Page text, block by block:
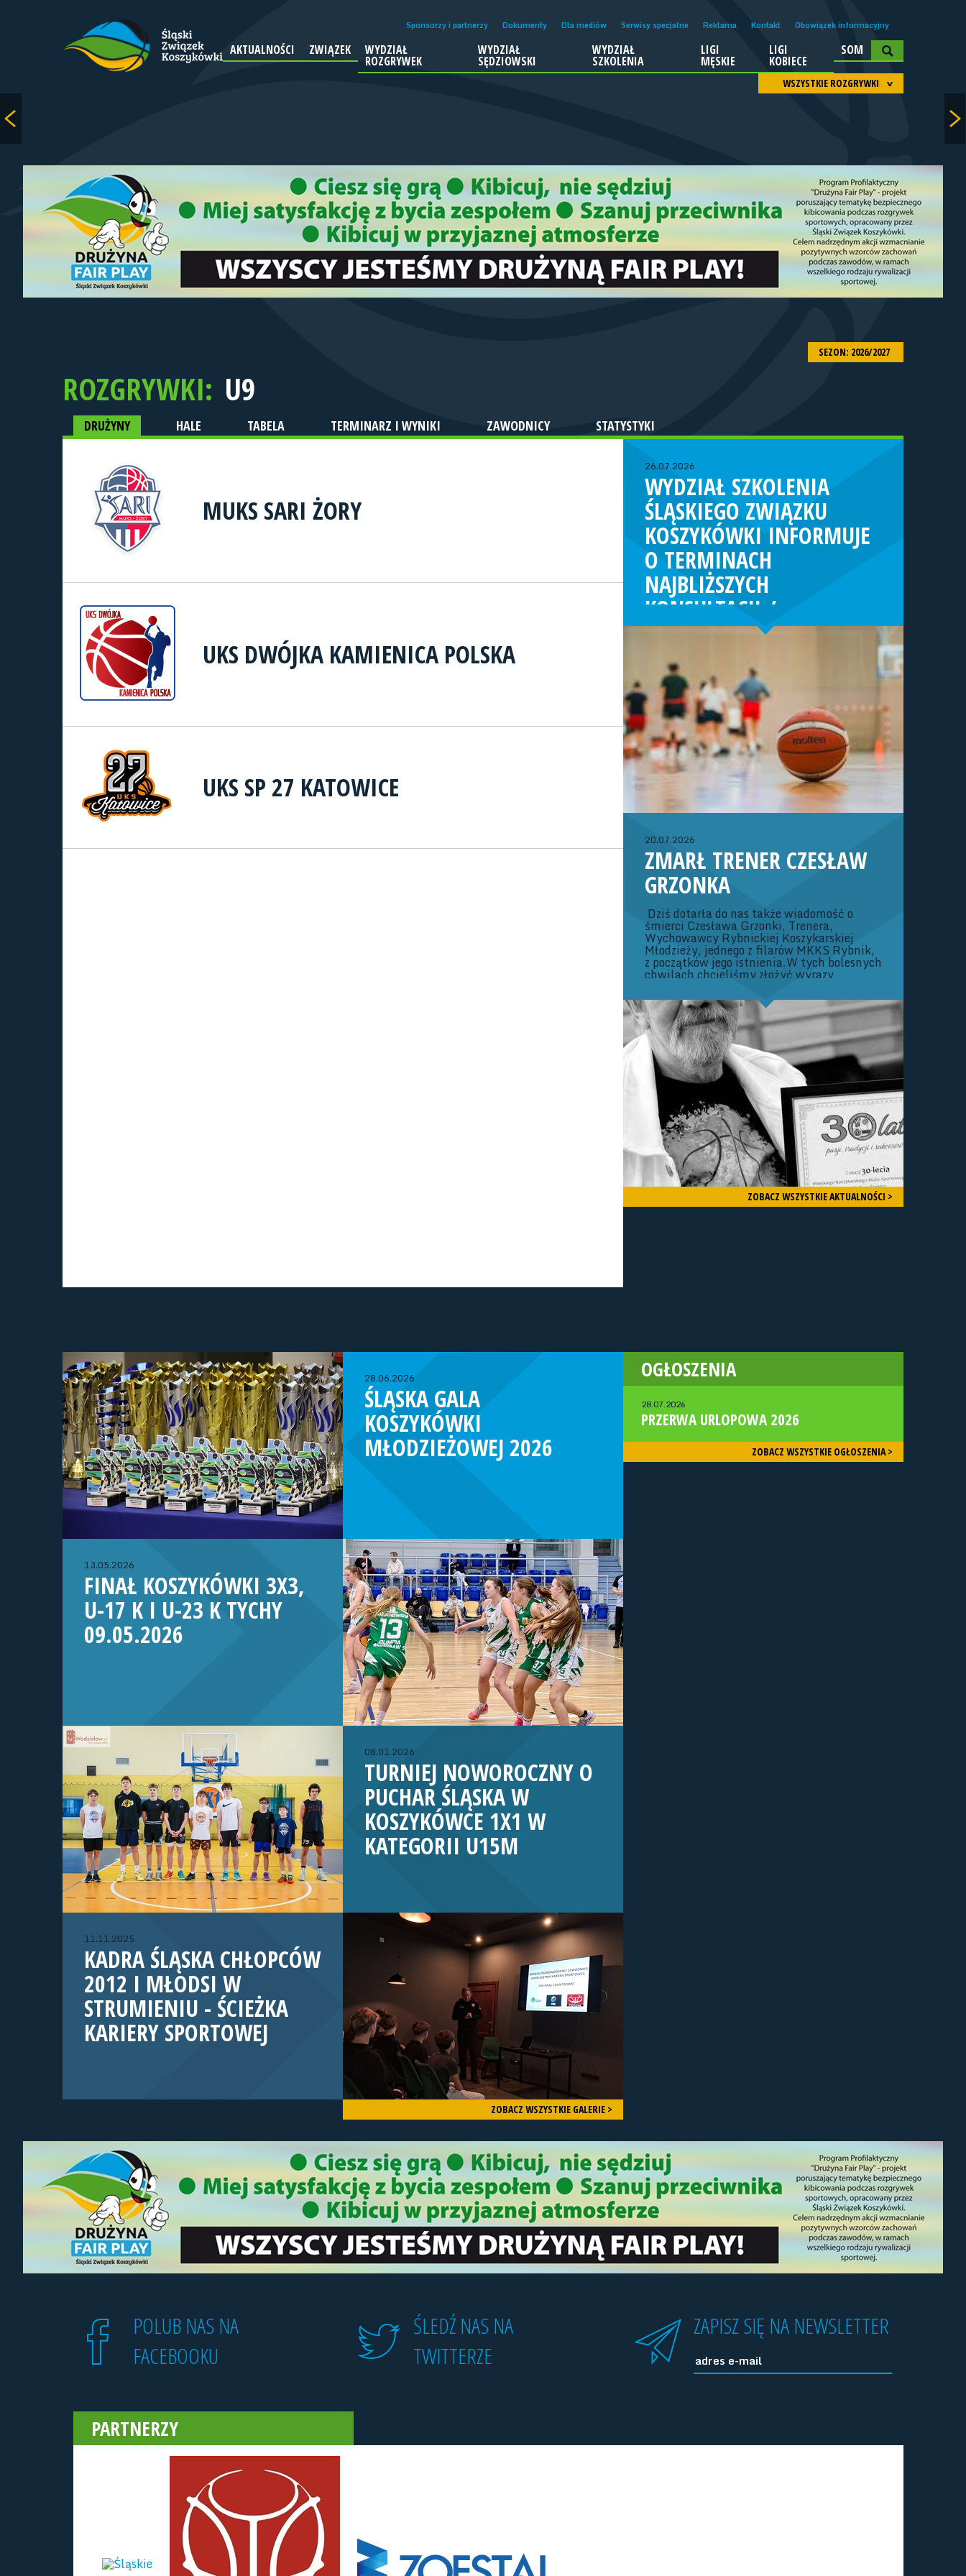
Sponsorzy i partnerzy Dokumenty Dla mediów Serwisy specjalne Reklama Kontakt Obowiązek informacyjny
AKTUALNOŚCI ZWIĄZEK WYDZIAŁ
ROZGRYWEK
WYDZIAŁ
SĘDZIOWSKI
WYDZIAŁ
SZKOLENIA
LIGI
MĘSKIE
LIGI
KOBIECE
SOM
WSZYSTKIE ROZGRYWKI
SEZON: 2026/2027
ROZGRYWKI: U9
DRUŻYNY HALE TABELA TERMINARZ I WYNIKI ZAWODNICY STATYSTYKI
MUKS SARI ŻORY
UKS DWÓJKA KAMIENICA POLSKA
UKS SP 27 KATOWICE
26.07.2026
WYDZIAŁ SZKOLENIA
ŚLĄSKIEGO ZWIĄZKU
KOSZYKÓWKI INFORMUJE
O TERMINACH
NAJBLIŻSZYCH
KONSULTACJI /
TURNIEJÓW KADRY
WOJEWÓDZKIEJ (ROCZNIK
2013/2014)
Dziewczęta:02-04.10.26 r. - Konsultacja
szkoleniowa (Strumień)23-25.10.26 r. -
Konsultacja szkoleniowa (Strumień)06-
08.11.26 r. – Konsultacja szkoleniowa
(Strumień)20-22.11.26 r. – Turniej OOM o
rozstawienie Dywizji ATrenerzy: Adam
Kubaszczyk, Iwona Szymik
20.07.2026
ZMARŁ TRENER CZESŁAW
GRZONKA
Dziś dotarła do nas także wiadomość o
śmierci Czesława Grzonki, Trenera,
Wychowawcy Rybnickiej Koszykarskiej
Młodzieży, jednego z filarów MKKS Rybnik,
z początków jego istnienia.W tych bolesnych
chwilach chcieliśmy złożyć wyrazy
Bliskim Zmarłego. Zarząd oraz Członkowie
Śląskiego Związku Koszykówki Nie da się
ukryć, że mamy dziś bardzo smutny dzień
dla Śląskiego Basketu.
ZOBACZ WSZYSTKIE AKTUALNOŚCI >
28.06.2026
ŚLĄSKA GALA
KOSZYKÓWKI
MŁODZIEŻOWEJ 2026
13.05.2026
FINAŁ KOSZYKÓWKI 3X3,
U-17 K I U-23 K TYCHY
09.05.2026
08.01.2026
TURNIEJ NOWOROCZNY O
PUCHAR ŚLĄSKA W
KOSZYKÓWCE 1X1 W
KATEGORII U15M
11.11.2025
KADRA ŚLĄSKA CHŁOPCÓW
2012 I MŁODSI W
STRUMIENIU - ŚCIEŻKA
KARIERY SPORTOWEJ
ZOBACZ WSZYSTKIE GALERIE >
OGŁOSZENIA
28.07.2026
PRZERWA URLOPOWA 2026
ZOBACZ WSZYSTKIE OGŁOSZENIA >
POLUB NAS NA
FACEBOOKU
ŚLEDŹ NAS NA
TWITTERZE
ZAPISZ SIĘ NA NEWSLETTER
PARTNERZY